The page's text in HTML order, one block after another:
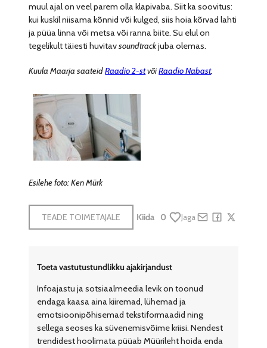
muul ajal on veel parem olla klapivaba. Siit ka soovitus:
kui kuskil niisama kõnnid või kulged, siis hoia kõrvad lahti
ja püüa linna või metsa või ranna biite. Su elul on
tegelikult täiesti huvitavsoundtrackjuba olemas.
Kuula Maarja saateidRaadio 2-stvõiRaadio Nabast.
Esilehe foto: Ken Mürk
TEADE TOIMETAJALE Kiida 0 Jaga
Toeta vastutustundlikku ajakirjandust
Infoajastu ja sotsiaalmeedia levik on toonud
endaga kaasa aina kiiremad, lühemad ja
emotsioonipõhisemad tekstiformaadid ning
sellega seoses ka süvenemisvõime kriisi. Nendest
trendidest hoolimata püüab Müürileht hoida enda